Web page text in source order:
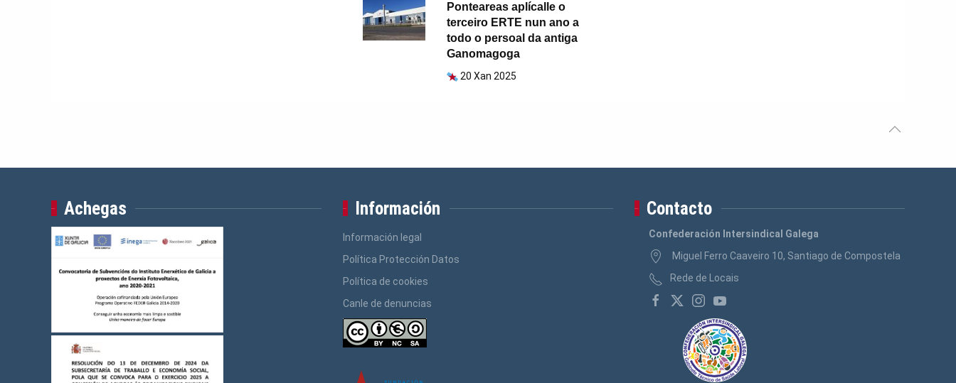
Ponteareas aplícalle o
terceiro ERTE nun ano a
todo o persoal da antiga
Ganomagoga
20 Xan 2025
Achegas Información
Información legal
Política Protección Datos
Política de cookies
Canle de denuncias
Contacto
Confederación Intersindical Galega
Miguel Ferro Caaveiro 10, Santiago de Compostela
Rede de Locais